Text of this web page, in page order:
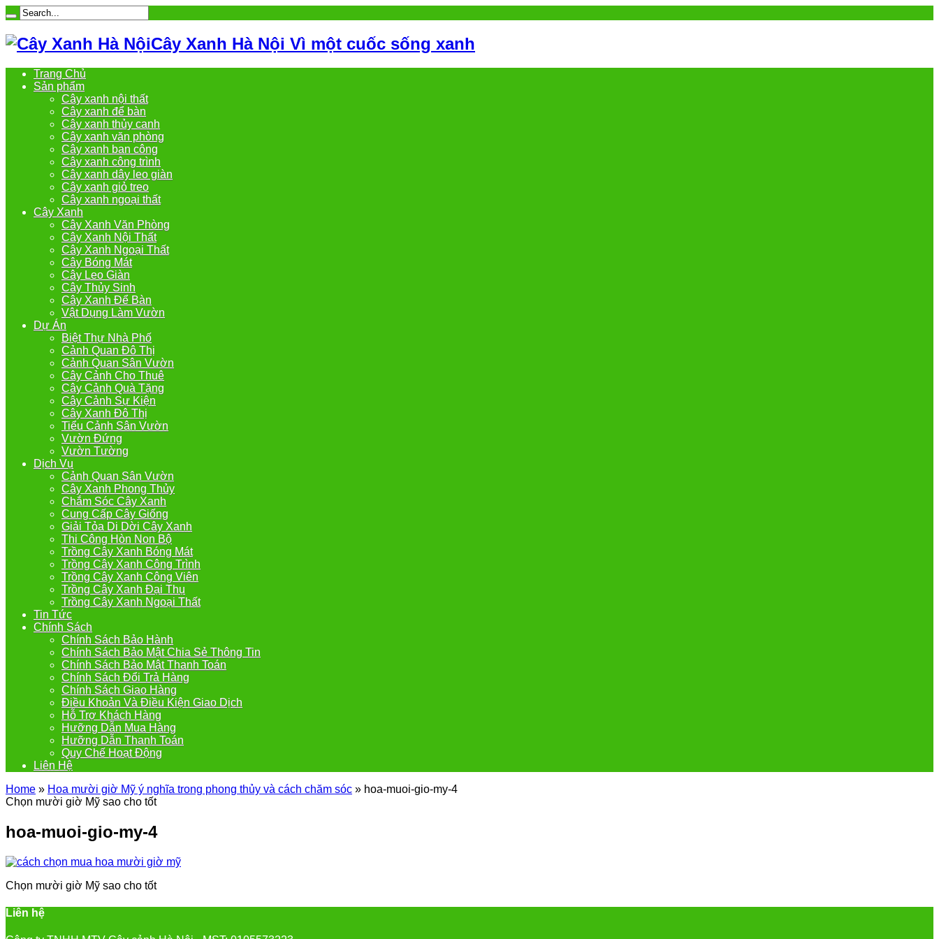
Cây Xanh Hà Nội Vì một cuốc sống xanh
Trang Chủ
Sản phẩm
Cây xanh nội thất
Cây xanh để bàn
Cây xanh thủy canh
Cây xanh văn phòng
Cây xanh ban công
Cây xanh công trình
Cây xanh dây leo giàn
Cây xanh giỏ treo
Cây xanh ngoại thất
Cây Xanh
Cây Xanh Văn Phòng
Cây Xanh Nội Thất
Cây Xanh Ngoại Thất
Cây Bóng Mát
Cây Leo Giàn
Cây Thủy Sinh
Cây Xanh Để Bàn
Vật Dụng Làm Vườn
Dự Án
Biệt Thự Nhà Phố
Cảnh Quan Đô Thị
Cảnh Quan Sân Vườn
Cây Cảnh Cho Thuê
Cây Cảnh Quà Tặng
Cây Cảnh Sự Kiện
Cây Xanh Đô Thị
Tiểu Cảnh Sân Vườn
Vườn Đứng
Vườn Tường
Dịch Vụ
Cảnh Quan Sân Vườn
Cây Xanh Phong Thủy
Chắm Sóc Cây Xanh
Cung Cấp Cây Giống
Giải Tỏa Di Dời Cây Xanh
Thi Công Hòn Non Bộ
Trồng Cây Xanh Bóng Mát
Trồng Cây Xanh Công Trình
Trồng Cây Xanh Công Viên
Trồng Cây Xanh Đại Thụ
Trồng Cây Xanh Ngoại Thất
Tin Tức
Chính Sách
Chính Sách Bảo Hành
Chính Sách Bảo Mật Chia Sẻ Thông Tin
Chính Sách Bảo Mật Thanh Toán
Chính Sách Đổi Trả Hàng
Chính Sách Giao Hàng
Điều Khoản Và Điều Kiện Giao Dịch
Hỗ Trợ Khách Hàng
Hưỡng Dẫn Mua Hàng
Hưỡng Dẫn Thanh Toán
Quy Chế Hoạt Động
Liên Hệ
Home » Hoa mười giờ Mỹ ý nghĩa trong phong thủy và cách chăm sóc » hoa-muoi-gio-my-4
Chọn mười giờ Mỹ sao cho tốt
hoa-muoi-gio-my-4
Chọn mười giờ Mỹ sao cho tốt
Liên hệ